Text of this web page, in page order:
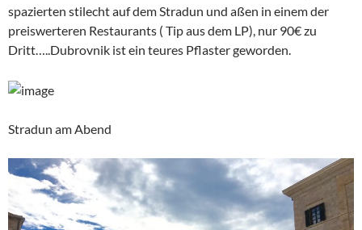
spazierten stilecht auf dem Stradun und aßen in einem der
preiswerteren Restaurants ( Tip aus dem LP), nur 90€ zu
Dritt…..Dubrovnik ist ein teures Pflaster geworden.
Stradun am Abend